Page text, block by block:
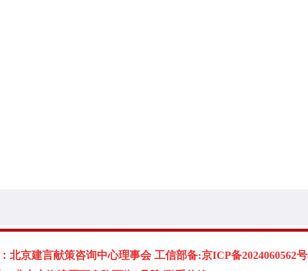
北京建言献策咨询中心理事会 工信部备:京ICP备2024060562